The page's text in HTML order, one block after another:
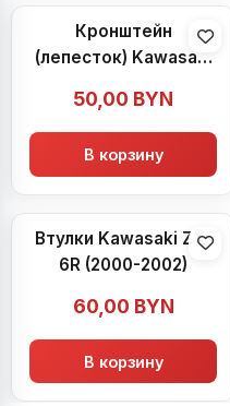
Кронштейн
(лепесток) Kawasaki
50,00 BYN
В корзину
Втулки Kawasaki ZX-
6R (2000-2002)
60,00 BYN
В корзину